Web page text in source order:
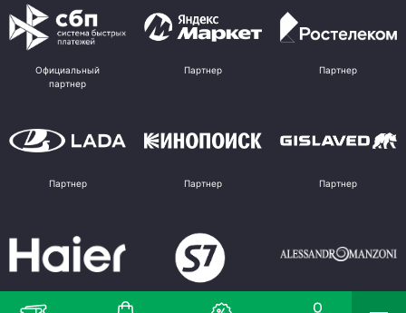
Официальный
партнер
Партнер Партнер
Партнер Партнер Партнер